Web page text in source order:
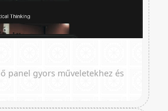
panel gyors műveletekhez és